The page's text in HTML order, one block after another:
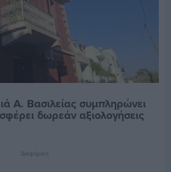
Α. Βασιλείας συμπληρώνει
δωρεάν αξιολογήσεις
Διαφήμιση